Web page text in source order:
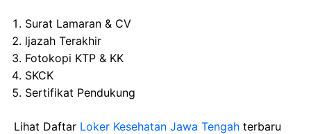
Surat Lamaran & CV
ljazah Terakhir
Fotokopi KTP & KK
SKCK
Sertifikat Pendukung
Lihat Daftar Loker Kesehatan Jawa Tengah terbaru